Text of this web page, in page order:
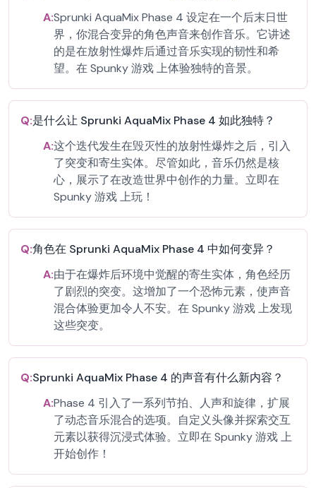
A:Sprunki AquaMix Phase 4 设定在一个后末日世
界，你混合变异的角色声音来创作音乐。它讲述
的是在放射性爆炸后通过音乐实现的韧性和希
望。在 Spunky 游戏 上体验独特的音景。
Q:是什么让 Sprunki AquaMix Phase 4 如此独特？
A:这个迭代发生在毁灭性的放射性爆炸之后，引入
了突变和寄生实体。尽管如此，音乐仍然是核
心，展示了在改造世界中创作的力量。立即在
Spunky 游戏 上玩！
Q:角色在 Sprunki AquaMix Phase 4 中如何变异？
A:由于在爆炸后环境中觉醒的寄生实体，角色经历
了剧烈的突变。这增加了一个恐怖元素，使声音
混合体验更加令人不安。在 Spunky 游戏 上发现
这些突变。
Q:Sprunki AquaMix Phase 4 的声音有什么新内容？
A:Phase 4 引入了一系列节拍、人声和旋律，扩展
了动态音乐混合的选项。自定义头像并探索交互
元素以获得沉浸式体验。立即在 Spunky 游戏 上
开始创作！